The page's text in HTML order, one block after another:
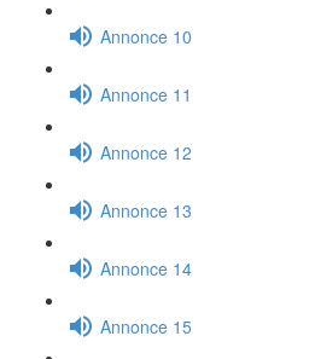
Annonce 10
Annonce 11
Annonce 12
Annonce 13
Annonce 14
Annonce 15